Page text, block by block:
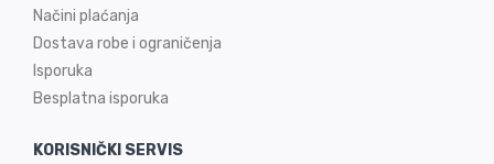
Načini plaćanja
Dostava robe i ograničenja
Isporuka
Besplatna isporuka
KORISNIČKI SERVIS